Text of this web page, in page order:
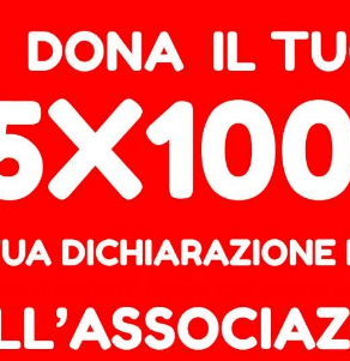
anche noi”, sollevi la
disarmate. Ritieni che
un fallimento etico morale